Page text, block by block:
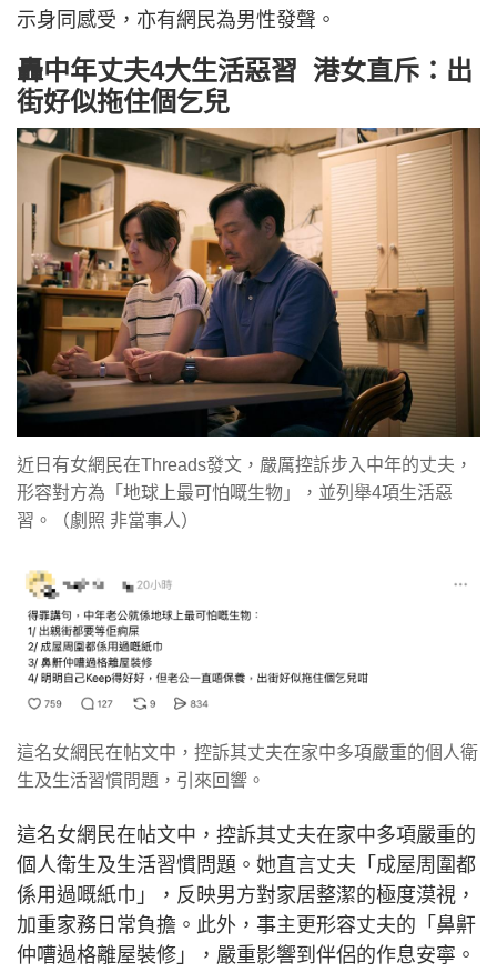
示身同感受，亦有網民為男性發聲。
轟中年丈夫4大生活惡習 港女直斥：出
街好似拖住個乞兒
近日有女網民在Threads發文，嚴厲控訴步入中年的丈夫，
形容對方為「地球上最可怕嘅生物」，並列舉4項生活惡
習。（劇照 非當事人）
這名女網民在帖文中，控訴其丈夫在家中多項嚴重的個人衛
生及生活習慣問題，引來回響。
這名女網民在帖文中，控訴其丈夫在家中多項嚴重的
個人衛生及生活習慣問題。她直言丈夫「成屋周圍都
係用過嘅紙巾」，反映男方對家居整潔的極度漠視，
加重家務日常負擔。此外，事主更形容丈夫的「鼻鼾
仲嘈過格離屋裝修」，嚴重影響到伴侶的作息安寧。